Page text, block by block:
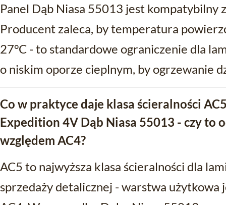
Panel Dąb Niasa 55013 jest kompatybilny
Producent zaleca, by temperatura
27°C - to standardowe ograniczenie dla
o niskim oporze cieplnym, by ogrzewanie
Co w praktyce daje klasa ścieralności
Expedition 4V Dąb Niasa 55013 - czy to
względem AC4?
AC5 to najwyższa klasa ścieralności dla
sprzedaży detalicznej - warstwa użytkowa